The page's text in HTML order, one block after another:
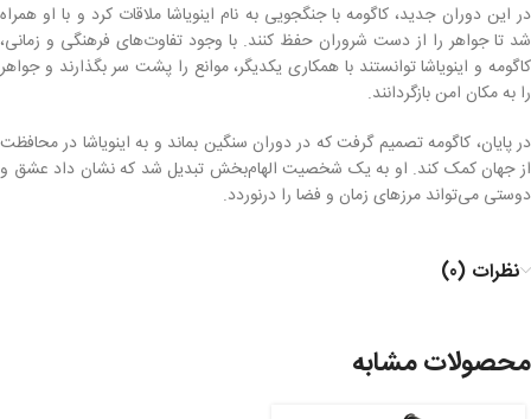
در این دوران جدید، کاگومه با جنگجویی به نام اینویاشا ملاقات کرد و با او همراه
شد تا جواهر را از دست شروران حفظ کنند. با وجود تفاوت‌های فرهنگی و زمانی،
کاگومه و اینویاشا توانستند با همکاری یکدیگر، موانع را پشت سر بگذارند و جواهر
را به مکان امن بازگردانند.
در پایان، کاگومه تصمیم گرفت که در دوران سنگین بماند و به اینویاشا در محافظت
از جهان کمک کند. او به یک شخصیت الهام‌بخش تبدیل شد که نشان داد عشق و
دوستی می‌تواند مرزهای زمان و فضا را درنوردد.
نظرات (0)
محصولات مشابه